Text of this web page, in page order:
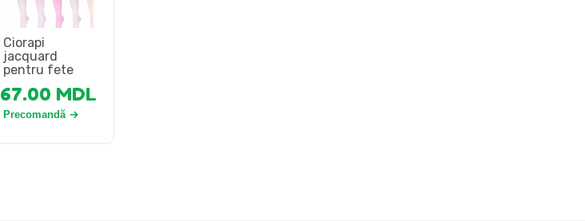
Ciorapi
jacquard
pentru fete
67.00 MDL
Precomandă